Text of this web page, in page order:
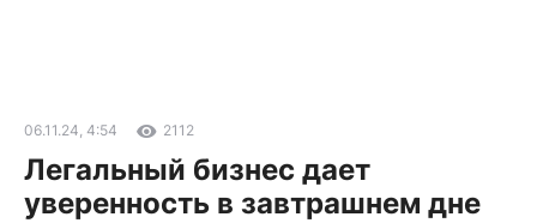
06.11.24, 4:54 2112
Легальный бизнес дает
уверенность в завтрашнем дне